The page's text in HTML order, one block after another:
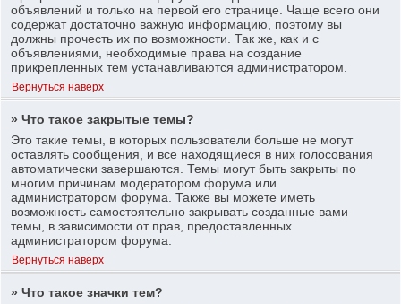
объявлений и только на первой его странице. Чаще всего они
содержат достаточно важную информацию, поэтому вы
должны прочесть их по возможности. Так же, как и с
объявлениями, необходимые права на создание
прикрепленных тем устанавливаются администратором.
Вернуться наверх
» Что такое закрытые темы?
Это такие темы, в которых пользователи больше не могут
оставлять сообщения, и все находящиеся в них голосования
автоматически завершаются. Темы могут быть закрыты по
многим причинам модератором форума или
администратором форума. Также вы можете иметь
возможность самостоятельно закрывать созданные вами
темы, в зависимости от прав, предоставленных
администратором форума.
Вернуться наверх
» Что такое значки тем?